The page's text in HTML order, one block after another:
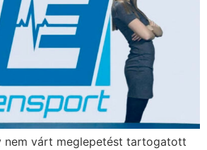
nem várt meglepetést tartogatott